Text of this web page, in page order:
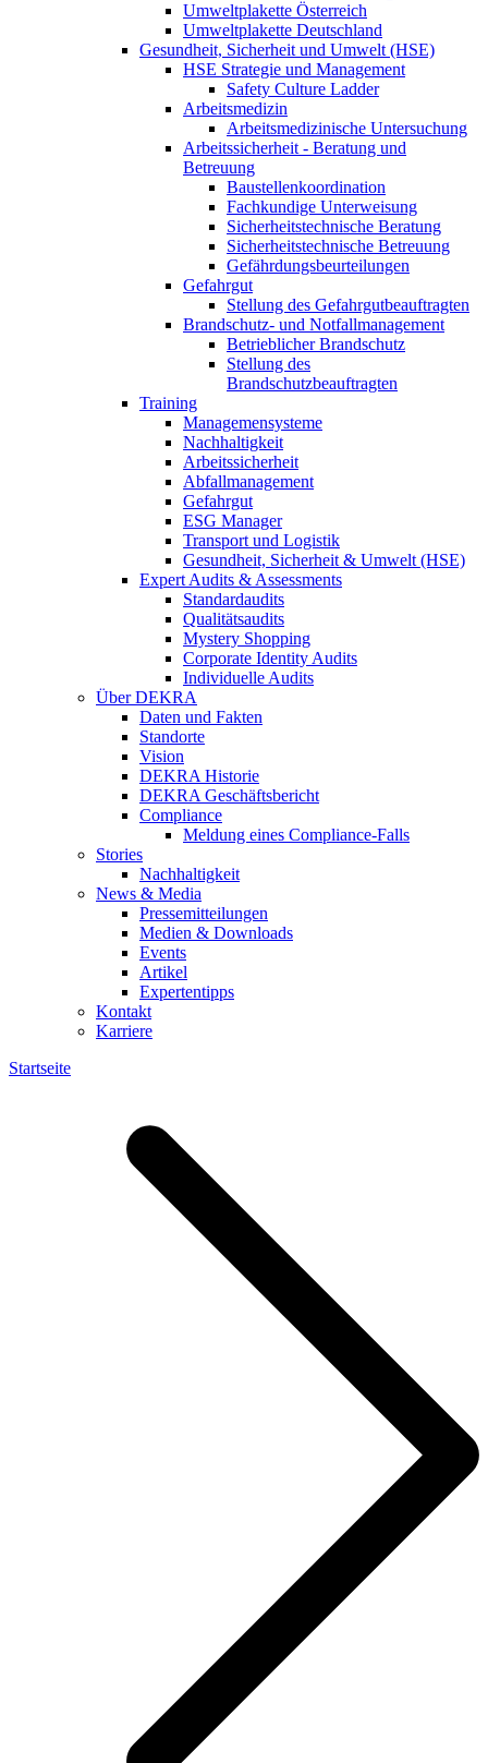
Umweltplakette Österreich
Umweltplakette Deutschland
Gesundheit, Sicherheit und Umwelt (HSE)
HSE Strategie und Management
Safety Culture Ladder
Arbeitsmedizin
Arbeitsmedizinische Untersuchung
Arbeitssicherheit - Beratung und
Betreuung
Baustellenkoordination
Fachkundige Unterweisung
Sicherheitstechnische Beratung
Sicherheitstechnische Betreuung
Gefährdungsbeurteilungen
Gefahrgut
Stellung des Gefahrgutbeauftragten
Brandschutz- und Notfallmanagement
Betrieblicher Brandschutz
Stellung des
Brandschutzbeauftragten
Training
Managemensysteme
Nachhaltigkeit
Arbeitssicherheit
Abfallmanagement
Gefahrgut
ESG Manager
Transport und Logistik
Gesundheit, Sicherheit & Umwelt (HSE)
Expert Audits & Assessments
Standardaudits
Qualitätsaudits
Mystery Shopping
Corporate Identity Audits
Individuelle Audits
Über DEKRA
Daten und Fakten
Standorte
Vision
DEKRA Historie
DEKRA Geschäftsbericht
Compliance
Meldung eines Compliance-Falls
Stories
Nachhaltigkeit
News & Media
Pressemitteilungen
Medien & Downloads
Events
Artikel
Expertentipps
Kontakt
Karriere
Startseite